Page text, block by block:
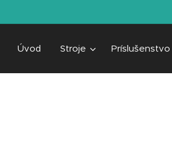
Úvod Stroje Príslušenstvo